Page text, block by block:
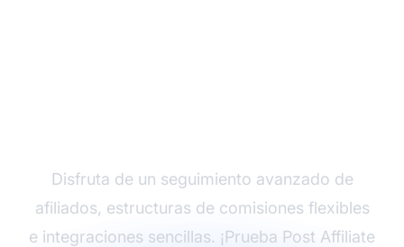
Disfruta de un seguimiento avanzado de
afiliados, estructuras de comisiones flexibles
e integraciones sencillas. ¡Prueba Post Affiliate